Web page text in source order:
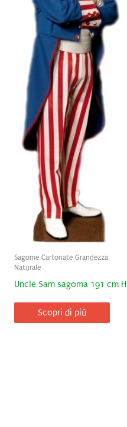
Sagome Cartonate Grandezza
Naturale
Uncle Sam sagoma 191 cm H
Scopri di più